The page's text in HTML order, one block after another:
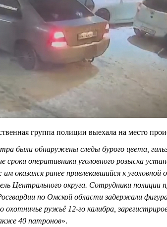
группа полиции выехала на место
были обнаружены следы бурого цвета,
сроки оперативники уголовного розыска
им оказался ранее привлекавшийся к
Центрального округа. Сотрудники полиции
по Омской области задержали
охотничье ружьё 12-го калибра,
40 патронов».